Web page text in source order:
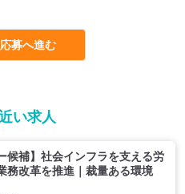
応募へ進む
い求人
候補】社会インフラを支える労
務改革を推進｜裁量ある環境